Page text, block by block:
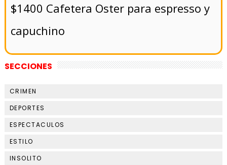
$1400 Cafetera Oster para espresso y
capuchino
SECCIONES
CRIMEN
DEPORTES
ESPECTACULOS
ESTILO
INSOLITO